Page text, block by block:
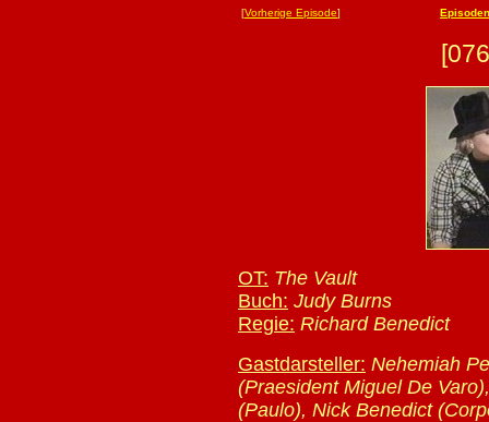
[Vorherige Episode]
OT: The Vault
Buch: Judy Burns
Regie: Richard Benedict
Gastdarsteller: Nehemiah
(Praesident Miguel De
(Paulo), Nick Benedict